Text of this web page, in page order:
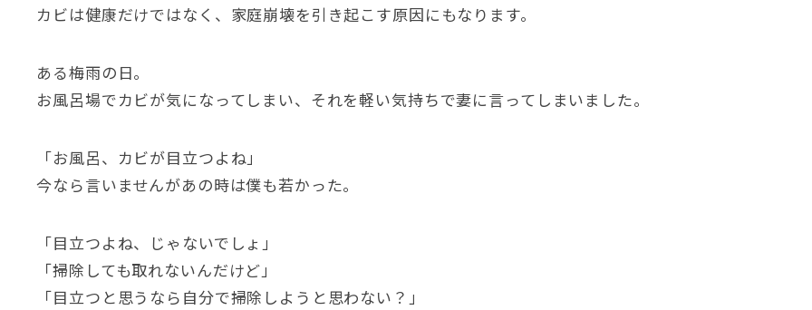
カビは健康だけではなく、家庭崩壊を引き起こす原因にもなります。
ある梅雨の日。
お風呂場でカビが気になってしまい、それを軽い気持ちで妻に言ってしまいました。
「お風呂、カビが目立つよね」
今なら言いませんがあの時は僕も若かった。
「目立つよね、じゃないでしょ」
「掃除しても取れないんだけど」
「目立つと思うなら自分で掃除しようと思わない？」